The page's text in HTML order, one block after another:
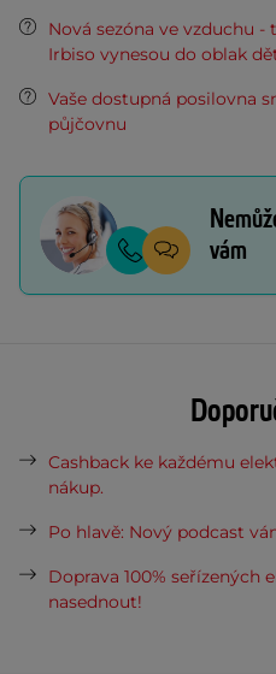
Nová sezóna ve vzduchu
Irbiso vynesou do oblak
Vaše dostupná posilovna
půjčovnu
vám
Cashback ke každému
nákup.
Po hlavě: Nový podcast
Doprava 100% seřízených
nasednout!